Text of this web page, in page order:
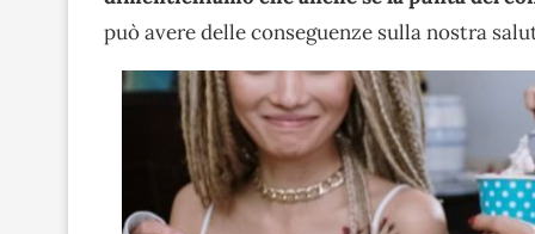
può avere delle conseguenze sulla nostra